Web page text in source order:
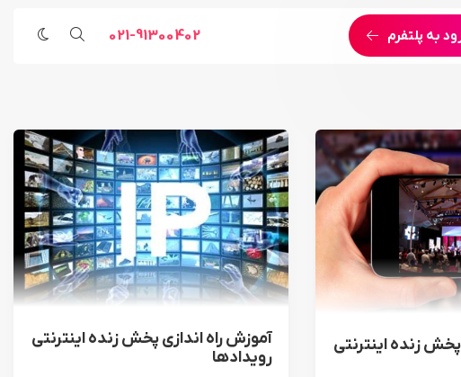
رویداد هنری
خدمات اجرای لایو استریم
خدمات پوشش تصویری
خدمات اجرای رویداد آنلاین
خدمات مهندسی
به پلتفرم 021-91300402
زنده اینترنتی
آموزش راه اندازی پخش زنده اینترنتی
رویدادها